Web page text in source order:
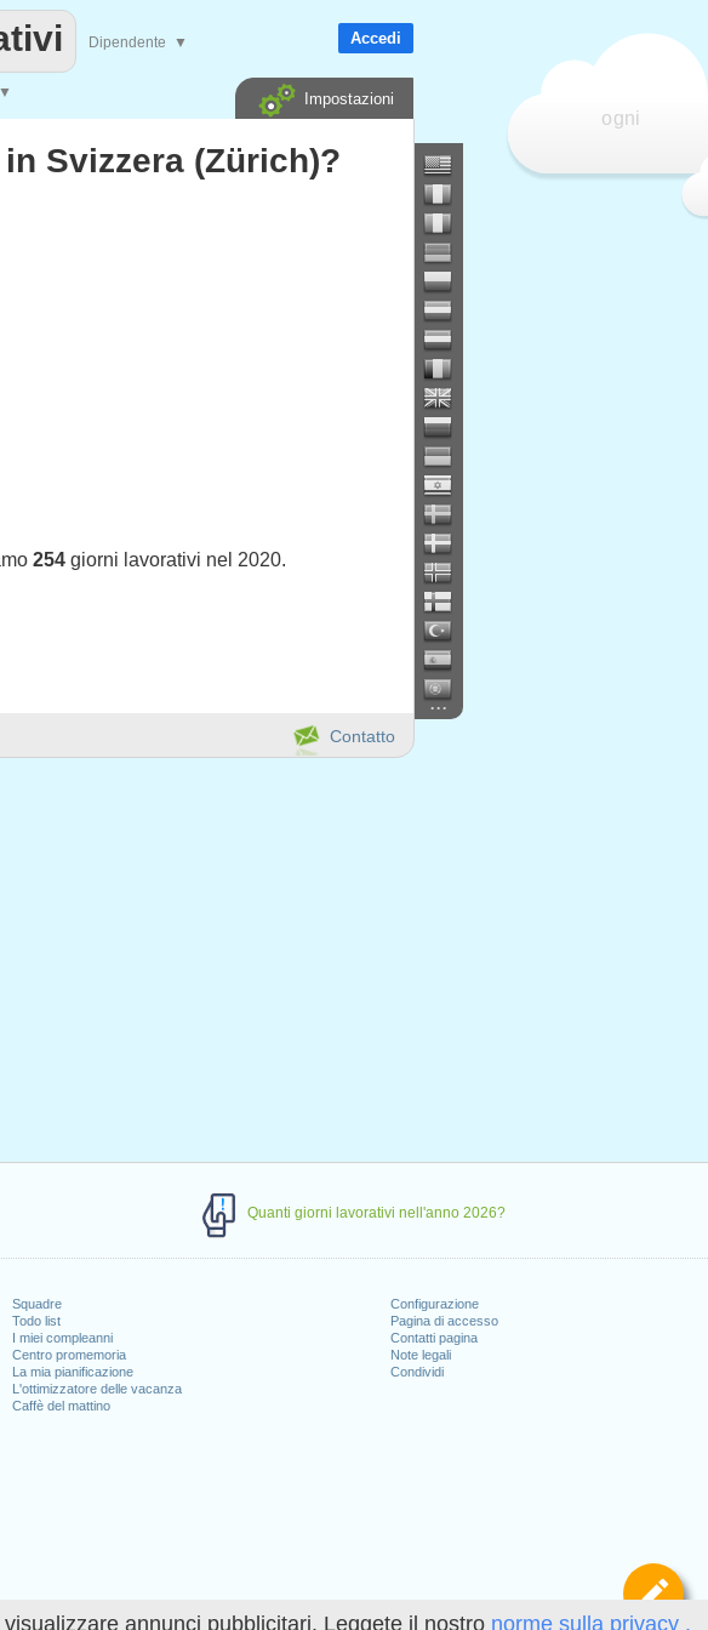
annunci pubblicitari. Leggete il nostro norme sulla privacy .
Quanti giorni lavorativi nell'anno 2026?
Squadre
Todo list
I miei compleanni
Centro promemoria
La mia pianificazione
L'ottimizzatore delle vacanza
Caffè del mattino
Configurazione
Pagina di accesso
Contatti pagina
Note legali
Condividi
ogni
▼
Dipendente ▼ Accedi
Impostazioni
...
Contatto
Svizzera (Zürich)?
254 giorni lavorativi nel 2020.